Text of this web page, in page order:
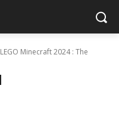
Minecraft 2024 : The